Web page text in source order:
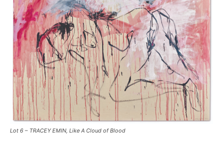
Lot 6 – TRACEY EMIN, Like A Cloud of Blood